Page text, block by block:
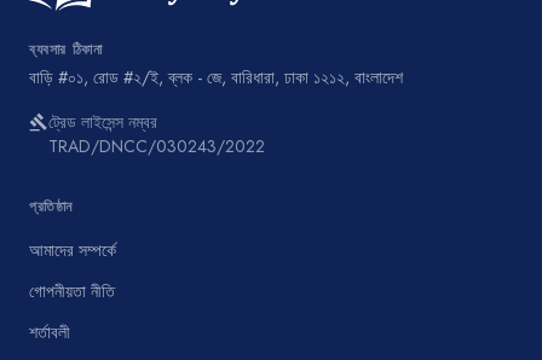
ব্যবসার ঠিকানা
বাড়ি #০১, রোড #২/ই, ব্লক - জে, বারিধারা, ঢাকা ১২১২, বাংলাদেশ
gavelট্রেড লাইসেন্স নম্বর
TRAD/DNCC/030243/2022
প্রতিষ্ঠান
আমাদের সম্পর্কে
গোপনীয়তা নীতি
শর্তাবলী